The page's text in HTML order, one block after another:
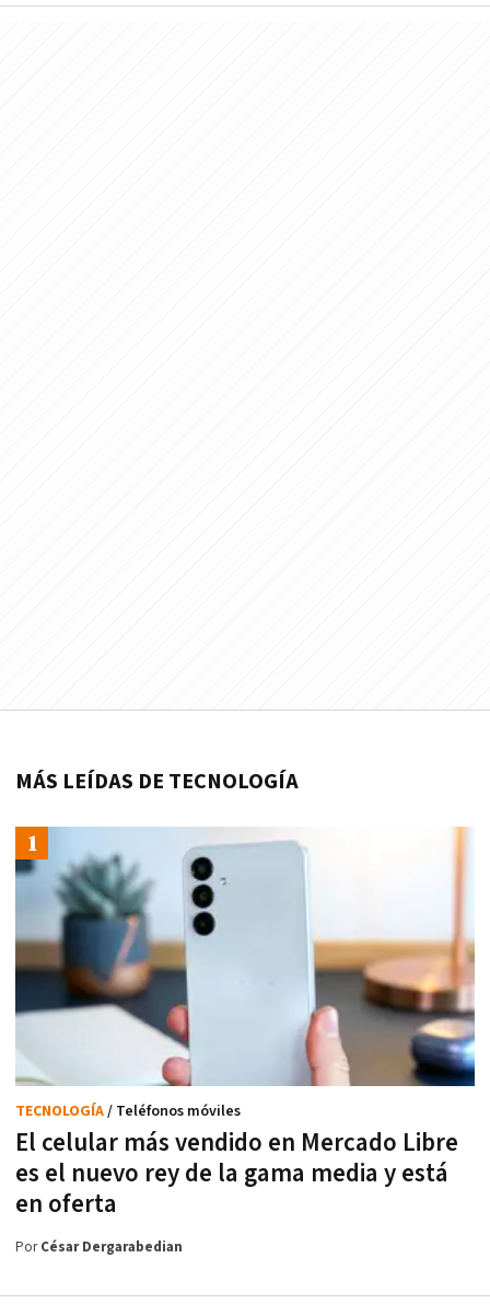
MÁS LEÍDAS DE TECNOLOGÍA
El celular más vendido en Mercado Libre
es el nuevo rey de la gama media y está
en oferta
TECNOLOGÍA/ Teléfonos móviles
PorCésar Dergarabedian